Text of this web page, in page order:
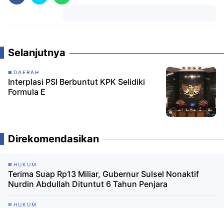
Selanjutnya
DAERAH
Interplasi PSI Berbuntut KPK Selidiki
Formula E
Direkomendasikan
HUKUM
Terima Suap Rp13 Miliar, Gubernur Sulsel Nonaktif
Nurdin Abdullah Dituntut 6 Tahun Penjara
HUKUM